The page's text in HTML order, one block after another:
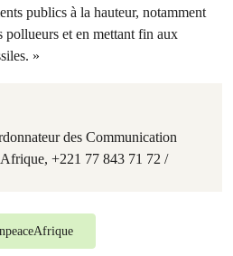
publics à la hauteur, notamment
pollueurs et en mettant fin aux
»
des Communication
+221 77 843 71 72 /